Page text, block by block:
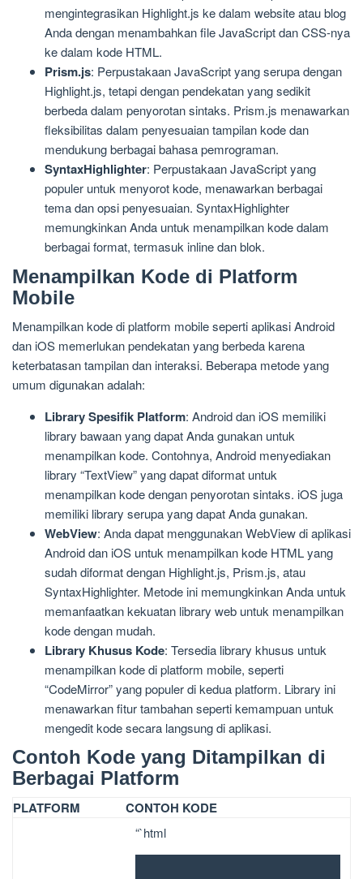
mengintegrasikan Highlight.js ke dalam website atau blog
Anda dengan menambahkan file JavaScript dan CSS-nya
ke dalam kode HTML.
Prism.js: Perpustakaan JavaScript yang serupa dengan
Highlight.js, tetapi dengan pendekatan yang sedikit
berbeda dalam penyorotan sintaks. Prism.js menawarkan
fleksibilitas dalam penyesuaian tampilan kode dan
mendukung berbagai bahasa pemrograman.
SyntaxHighlighter: Perpustakaan JavaScript yang
populer untuk menyorot kode, menawarkan berbagai
tema dan opsi penyesuaian. SyntaxHighlighter
memungkinkan Anda untuk menampilkan kode dalam
berbagai format, termasuk inline dan blok.
Menampilkan Kode di Platform
Mobile
Menampilkan kode di platform mobile seperti aplikasi Android
dan iOS memerlukan pendekatan yang berbeda karena
keterbatasan tampilan dan interaksi. Beberapa metode yang
umum digunakan adalah:
Library Spesifik Platform: Android dan iOS memiliki
library bawaan yang dapat Anda gunakan untuk
menampilkan kode. Contohnya, Android menyediakan
library “TextView” yang dapat diformat untuk
menampilkan kode dengan penyorotan sintaks. iOS juga
memiliki library serupa yang dapat Anda gunakan.
WebView: Anda dapat menggunakan WebView di aplikasi
Android dan iOS untuk menampilkan kode HTML yang
sudah diformat dengan Highlight.js, Prism.js, atau
SyntaxHighlighter. Metode ini memungkinkan Anda untuk
memanfaatkan kekuatan library web untuk menampilkan
kode dengan mudah.
Library Khusus Kode: Tersedia library khusus untuk
menampilkan kode di platform mobile, seperti
“CodeMirror” yang populer di kedua platform. Library ini
menawarkan fitur tambahan seperti kemampuan untuk
mengedit kode secara langsung di aplikasi.
Contoh Kode yang Ditampilkan di
Berbagai Platform
PLATFORM CONTOH KODE
“`html